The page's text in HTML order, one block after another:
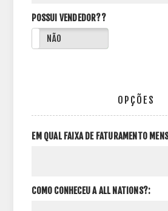
POSSUI VENDEDOR??
NÃO
OPÇÕES
EM QUAL FAIXA DE FATURAMENTO
COMO CONHECEU A ALL NATIONS?: